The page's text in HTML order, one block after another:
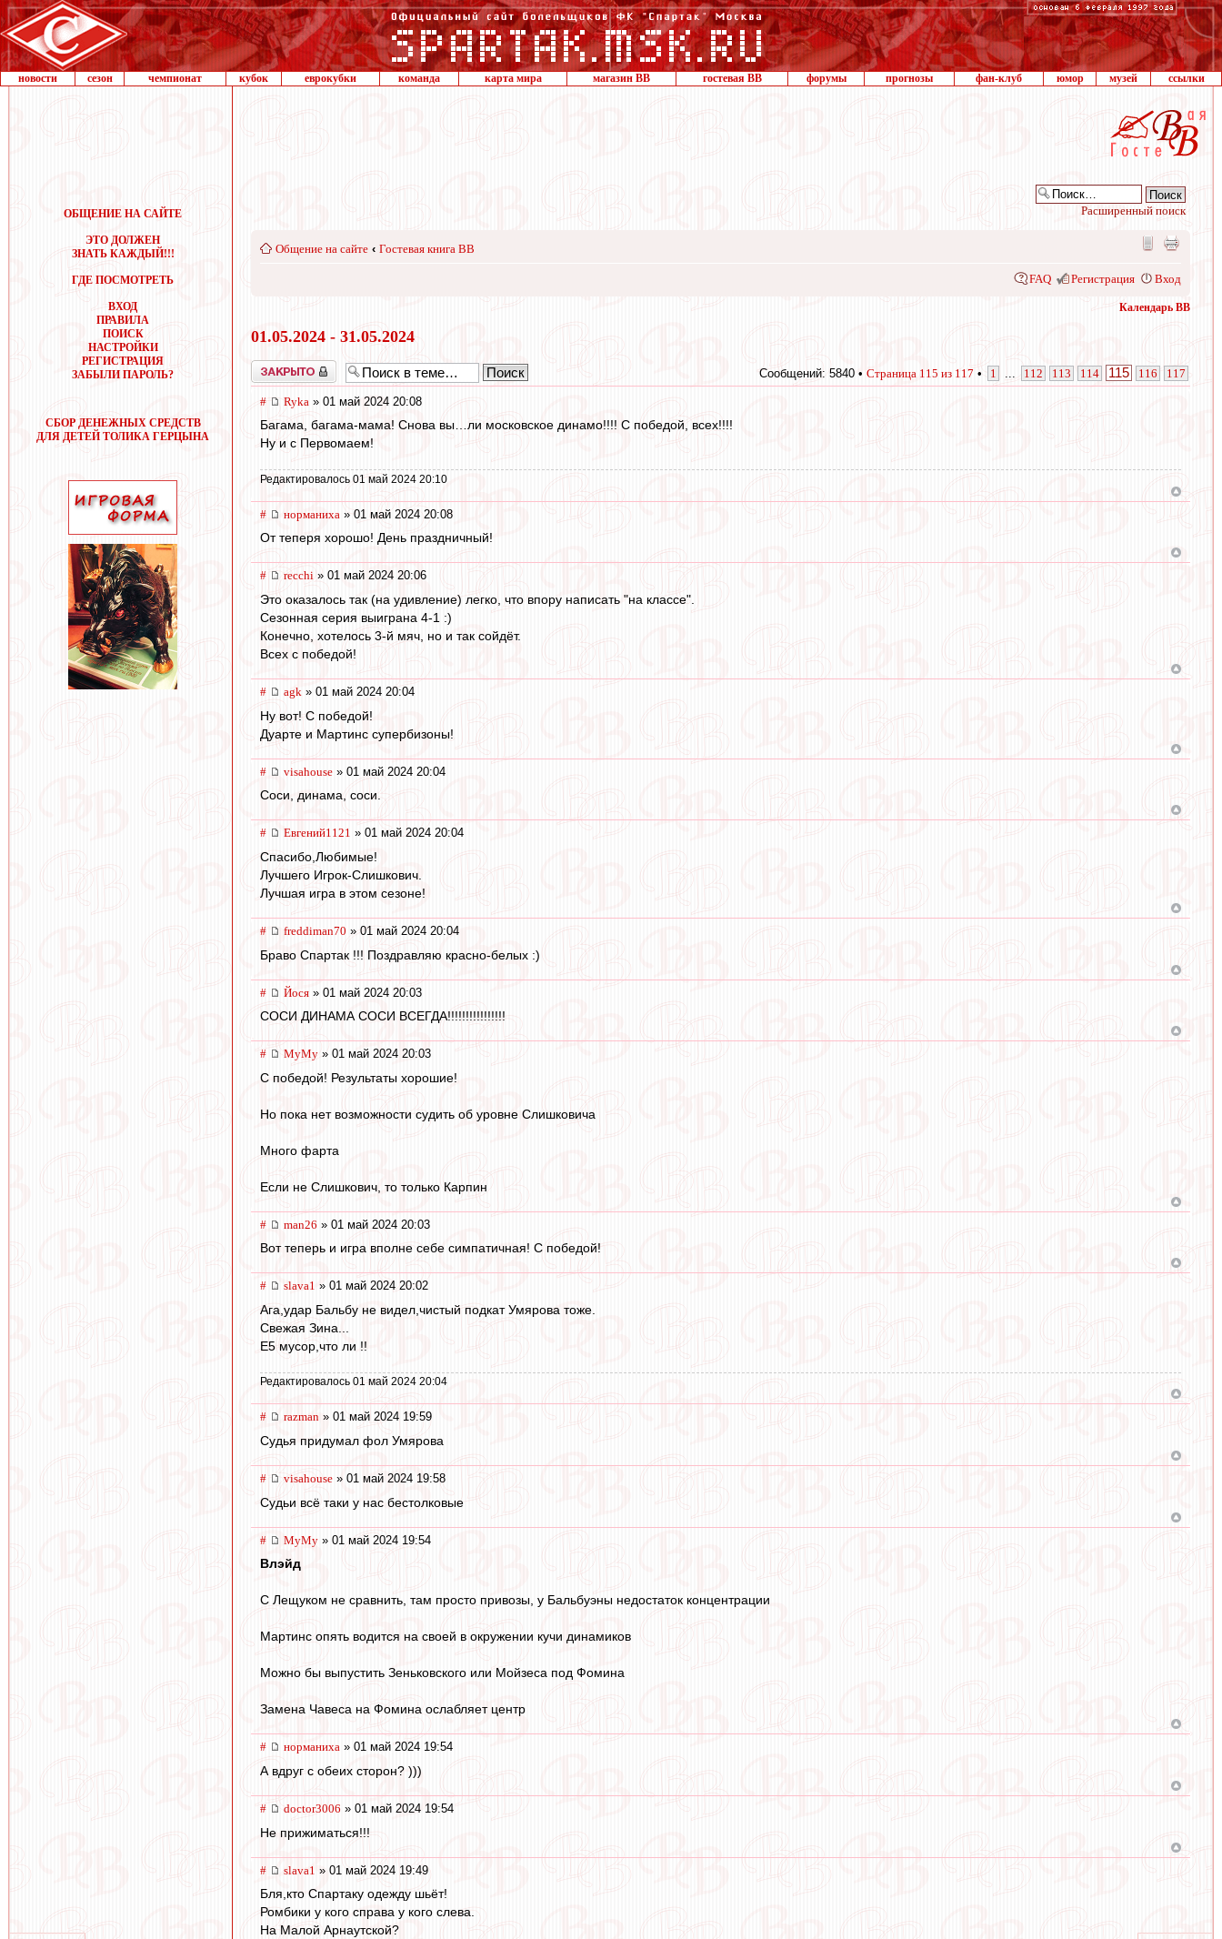
новости сезон чемпионат кубок еврокубки команда карта мира магазин ВВ гостевая ВВ форумы прогнозы фан-клуб юмор музей ссылки
ОБЩЕНИЕ НА САЙТЕ
ЭТО ДОЛЖЕН
ЗНАТЬ КАЖДЫЙ!!!
ГДЕ ПОСМОТРЕТЬ
ВХОД
ПРАВИЛА
ПОИСК
НАСТРОЙКИ
РЕГИСТРАЦИЯ
ЗАБЫЛИ ПАРОЛЬ?
СБОР ДЕНЕЖНЫХ СРЕДСТВ
ДЛЯ ДЕТЕЙ ТОЛИКА ГЕРЦЫНА
Расширенный поиск
Общение на сайте ‹ Гостевая книга ВВ
FAQ Регистрация Вход
Календарь ВВ
01.05.2024 - 31.05.2024
Закрыто Сообщений: 5840 • Страница 115 из 117 • 1 112 113 114 115 116 117
# Ryka » 01 май 2024 20:08
Багама, багама-мама! Снова вы…ли московское динамо!!!! С победой, всех!!!!
Ну и с Первомаем!
Редактировалось 01 май 2024 20:10
# норманиха » 01 май 2024 20:08
От теперя хорошо! День праздничный!
# recchi » 01 май 2024 20:06
Это оказалось так (на удивление) легко, что впору написать "на классе".
Сезонная серия выиграна 4-1 :)
Конечно, хотелось 3-й мяч, но и так сойдёт.
Всех с победой!
# agk » 01 май 2024 20:04
Ну вот! С победой!
Дуарте и Мартинс супербизоны!
# visahouse » 01 май 2024 20:04
Соси, динама, соси.
# Евгений1121 » 01 май 2024 20:04
Спасибо,Любимые!
Лучшего Игрок-Слишкович.
Лучшая игра в этом сезоне!
# freddiman70 » 01 май 2024 20:04
Браво Спартак !!! Поздравляю красно-белых :)
# Йося » 01 май 2024 20:03
СОСИ ДИНАМА СОСИ ВСЕГДА!!!!!!!!!!!!!!!!
# МуМу » 01 май 2024 20:03
С победой! Результаты хорошие!
Но пока нет возможности судить об уровне Слишковича
Много фарта
Если не Слишкович, то только Карпин
# man26 » 01 май 2024 20:03
Вот теперь и игра вполне себе симпатичная! С победой!
# slava1 » 01 май 2024 20:02
Ага,удар Бальбу не видел,чистый подкат Умярова тоже.
Свежая Зина...
Е5 мусор,что ли !!
Редактировалось 01 май 2024 20:04
# razman » 01 май 2024 19:59
Судья придумал фол Умярова
# visahouse » 01 май 2024 19:58
Судьи всё таки у нас бестолковые
# МуМу » 01 май 2024 19:54
Влэйд
С Лещуком не сравнить, там просто привозы, у Бальбуэны недостаток концентрации
Мартинс опять водится на своей в окружении кучи динамиков
Можно бы выпустить Зеньковского или Мойзеса под Фомина
Замена Чавеса на Фомина ослабляет центр
# норманиха » 01 май 2024 19:54
А вдруг с обеих сторон? )))
# doctor3006 » 01 май 2024 19:54
Не прижиматься!!!
# slava1 » 01 май 2024 19:49
Бля,кто Спартаку одежду шьёт!
Ромбики у кого справа у кого слева.
На Малой Арнаутской?